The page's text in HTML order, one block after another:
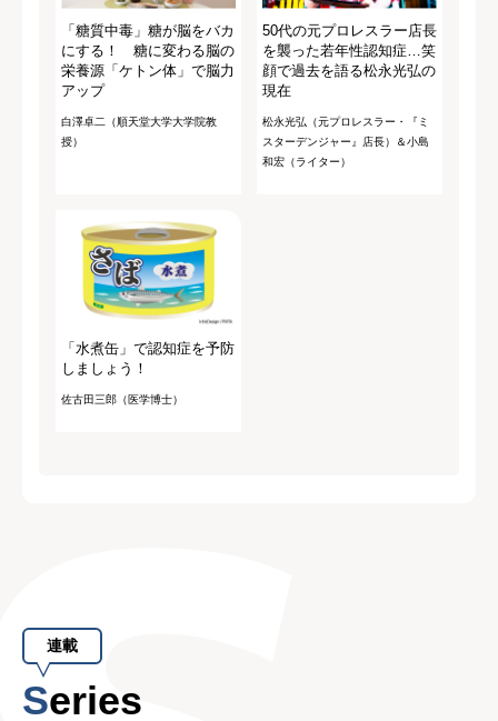
「糖質中毒」糖が脳をバカ
にする！ 糖に変わる脳の
栄養源「ケトン体」で脳力
アップ
白澤卓二（順天堂大学大学院教
授）
50代の元プロレスラー店長
を襲った若年性認知症…笑
顔で過去を語る松永光弘の
現在
松永光弘（元プロレスラー・『ミ
スターデンジャー』店長）＆小島
和宏（ライター）
「水煮缶」で認知症を予防
しましょう！
佐古田三郎（医学博士）
連載
Series